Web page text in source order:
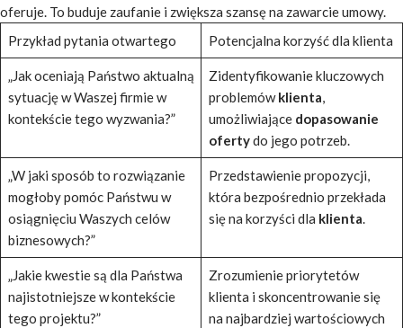
oferuje. To buduje zaufanie i zwiększa szansę na zawarcie umowy.
Przykład pytania otwartego
Potencjalna korzyść dla klienta
„Jak oceniają Państwo aktualną
sytuację w Waszej firmie w
kontekście tego wyzwania?”
Zidentyfikowanie kluczowych
problemówklienta,
umożliwiające dopasowanie
ofertydo jego potrzeb.
„W jaki sposób to rozwiązanie
mogłoby pomóc Państwu w
osiągnięciu Waszych celów
biznesowych?”
Przedstawienie propozycji,
która bezpośrednio przekłada
się na korzyści dla klienta.
„Jakie kwestie są dla Państwa
najistotniejsze w kontekście
tego projektu?”
Zrozumienie priorytetów
klienta i skoncentrowanie się
na najbardziej wartościowych